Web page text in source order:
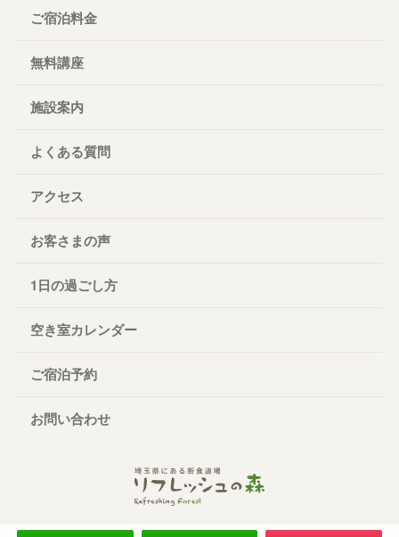
ご宿泊料金
無料講座
施設案内
よくある質問
アクセス
お客さまの声
1日の過ごし方
空き室カレンダー
ご宿泊予約
お問い合わせ